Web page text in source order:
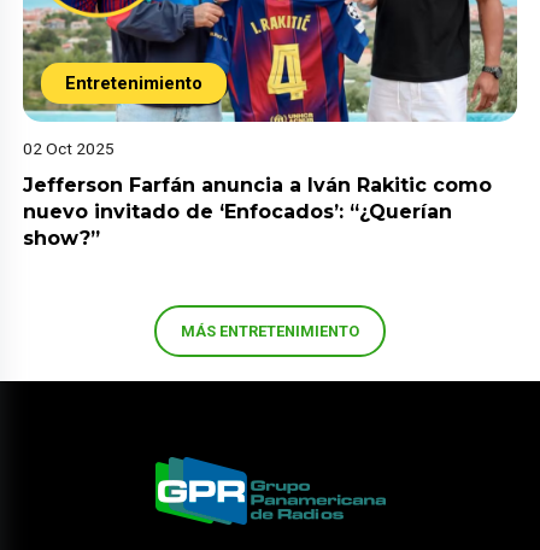
Entretenimiento
02 Oct 2025
Jefferson Farfán anuncia a Iván Rakitic como
nuevo invitado de ‘Enfocados’: “¿Querían
show?”
MÁS ENTRETENIMIENTO